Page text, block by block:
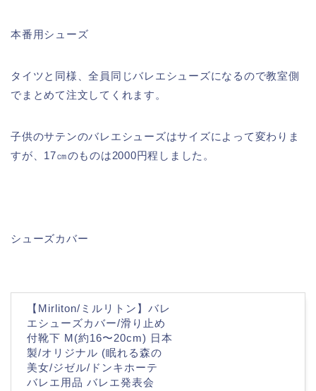
本番用シューズ
タイツと同様、全員同じバレエシューズになるので教室側
でまとめて注文してくれます。
子供のサテンのバレエシューズはサイズによって変わりま
すが、17㎝のものは2000円程しました。
シューズカバー
【Mirliton/ミルリトン】バレ
エシューズカバー/滑り止め
付靴下 M(約16〜20cm) 日本
製/オリジナル (眠れる森の
美女/ジゼル/ドンキホーテ
バレエ用品 バレエ発表会